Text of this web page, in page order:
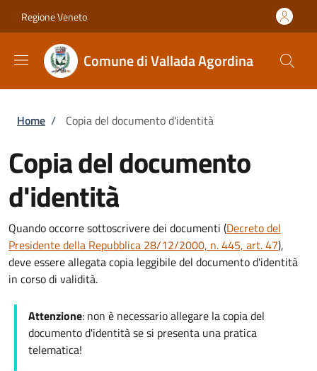
Regione Veneto
Comune di Vallada Agordina
Briciole di pane
Home / Copia del documento d'identità
Copia del documento
d'identità
Quando occorre sottoscrivere dei documenti (Decreto del
Presidente della Repubblica 28/12/2000, n. 445, art. 47),
deve essere allegata copia leggibile del documento d'identità
in corso di validità.
Attenzione: non è necessario allegare la copia del
documento d'identità se si presenta una pratica
telematica!